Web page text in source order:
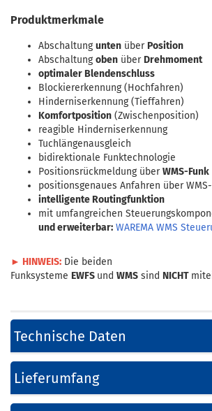
Produktmerkmale
Abschaltungunten über Position
Abschaltungoben über Drehmoment
optimaler Blendenschluss
Blockiererkennung (Hochfahren)
Hinderniserkennung (Tieffahren)
Komfortposition (Zwischenposition)
reagible Hinderniserkennung
Tuchlängenausgleich
bidirektionale Funktechnologie
Positionsrückmeldung überWMS-Funk
positionsgenaues Anfahren über
intelligente Routingfunktion
mit umfangreichen
und erweiterbar: WAREMA WMS
► HINWEIS: Die beiden
Funksysteme EWFS und WMS sind NICHT
Technische Daten
Lieferumfang